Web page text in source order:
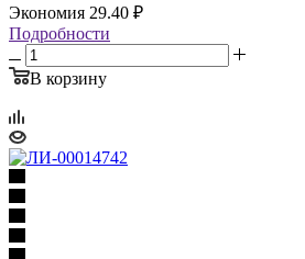
Экономия 29.40 ₽
Подробности
В корзину